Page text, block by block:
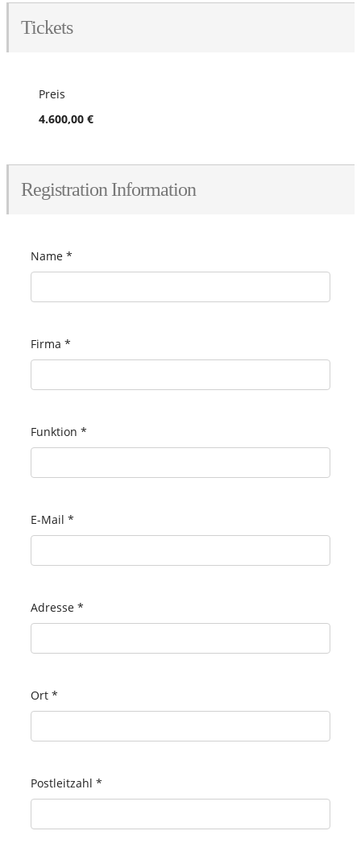
Tickets
Preis
4.600,00 €
Registration Information
Name *
Firma *
Funktion *
E-Mail *
Adresse *
Ort *
Postleitzahl *